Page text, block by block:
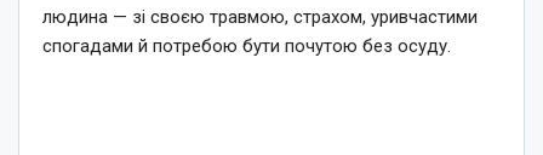
людина — зі своєю травмою, страхом, уривчастими
спогадами й потребою бути почутою без осуду.